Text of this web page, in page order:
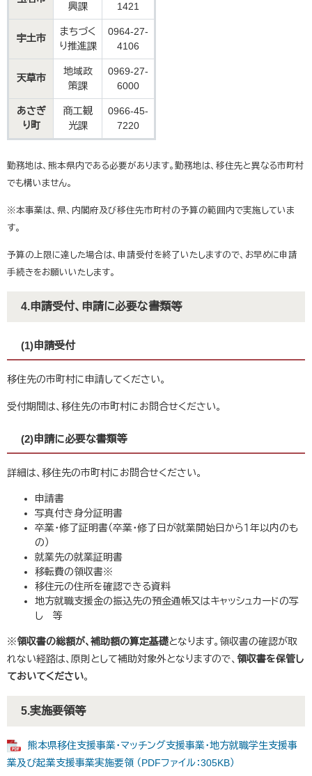
興課 1421
宇土市
まちづく
り推進課
0964-27-
4106
天草市
地域政
策課
0969-27-
6000
あさぎ
り町
商工観
光課
0966-45-
7220
勤務地は、熊本県内である必要があります。勤務地は、移住先と異なる市町村
でも構いません。
※本事業は、県、内閣府及び移住先市町村の予算の範囲内で実施していま
す。
予算の上限に達した場合は、申請受付を終了いたしますので、お早めに申請
手続きをお願いいたします。
4.申請受付、申請に必要な書類等
(1)申請受付
移住先の市町村に申請してください。
受付期間は、移住先の市町村にお問合せください。
(2)申請に必要な書類等
詳細は、移住先の市町村にお問合せください。
申請書
写真付き身分証明書
卒業・修了証明書（卒業・修了日が就業開始日から１年以内のも
の）
就業先の就業証明書
移転費の領収書※
移住元の住所を確認できる資料
地方就職支援金の振込先の預金通帳又はキャッシュカードの写
し 等
※領収書の総額が、補助額の算定基礎となります。領収書の確認が取
れない経路は、原則として補助対象外となりますので、 領収書を保管し
ておいてください。
5.実施要領等
熊本県移住支援事業・マッチング支援事業・地方就職学生支援事
業及び起業支援事業実施要領 （PDFファイル：305KB）